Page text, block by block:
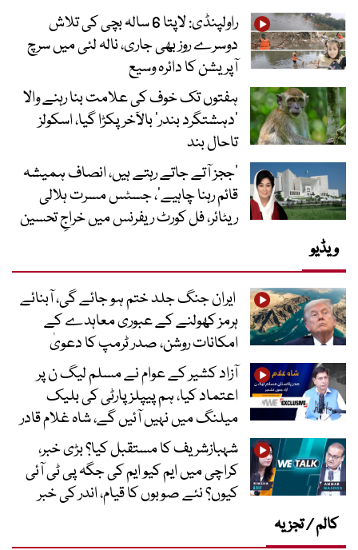
راولپنڈی: لاپتا 6 سالہ بچی کی تلاش
دوسرے روز بھی جاری، نالہ لئی میں سرچ
آپریشن کا دائرہ وسیع
ہفتوں تک خوف کی علامت بنا رہنے والا
‘دہشتگرد بندر’ بالآخر پکڑا گیا، اسکولز
تاحال بند
’ججز آتے جاتے رہتے ہیں، انصاف ہمیشہ
قائم رہنا چاہیے‘، جسٹس مسرت ہلالی
ریٹائر، فل کورٹ ریفرنس میں خراجِ تحسین
ویڈیو
ایران جنگ جلد ختم ہو جائے گی، آبنائے
ہرمز کھولنے کے عبوری معاہدے کے
امکانات روشن، صدر ٹرمپ کا دعویٰ
آزاد کشیر کے عوام نے مسلم لیگ ن پر
اعتماد کیا، ہم پیپلز پارٹی کی بلیک
میلنگ میں نہیں آئیں گے، شاہ غلام قادر
شہبازشریف کا مستقبل کیا؟ بڑی خبر،
کراچی میں ایم کیو ایم کی جگہ پی ٹی آئی
کیوں؟ نئے صوبوں کا قیام، اندر کی خبر
کالم / تجزیہ